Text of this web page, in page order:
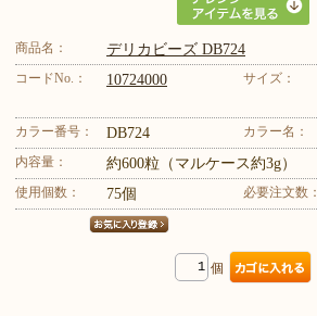
商品名： デリカビーズ DB724
コードNo.： 10724000 サイズ：
カラー番号： DB724 カラー名：
内容量： 約600粒（マルケース約3g）
使用個数： 75個 必要注文数：
個